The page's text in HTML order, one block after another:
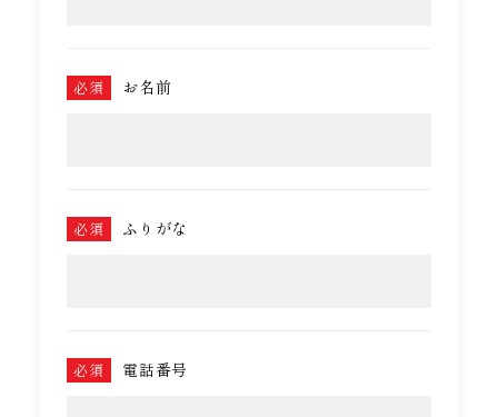
必須 お名前
必須 ふりがな
必須 電話番号